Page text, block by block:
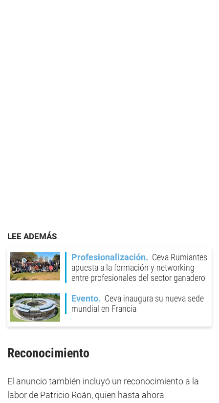
LEE ADEMÁS
Profesionalización
Ceva Rumiantes
apuesta a la formación y networking
entre profesionales del sector ganadero
Evento
Ceva inaugura su nueva sede
mundial en Francia
Reconocimiento
El anuncio también incluyó un reconocimiento a la
labor de Patricio Roán, quien hasta ahora